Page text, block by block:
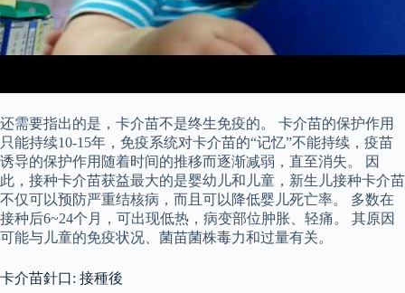
还需要指出的是，卡介苗不是终生免疫的。 卡介苗的保护作用
只能持续10-15年，免疫系统对卡介苗的“记忆”不能持续，疫苗
诱导的保护作用随着时间的推移而逐渐减弱，直至消失。 因
此，接种卡介苗获益最大的是婴幼儿和儿童，新生儿接种卡介苗
不仅可以预防严重结核病，而且可以降低婴儿死亡率。 多数在
接种后6~24个月，可出现低热，病变部位肿胀、轻痛。 其原因
可能与儿童的免疫状况、菌苗菌株毒力和过量有关。
卡介苗針口: 接種後